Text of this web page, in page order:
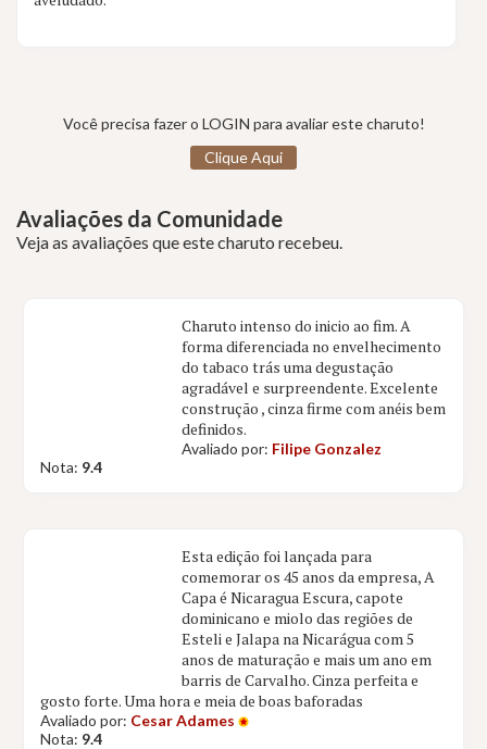
Você precisa fazer o LOGIN para avaliar este charuto!
Clique Aqui
Avaliações da Comunidade
Veja as avaliações que este charuto recebeu.
Charuto intenso do inicio ao fim. A
forma diferenciada no envelhecimento
do tabaco trás uma degustação
agradável e surpreendente. Excelente
construção , cinza firme com anéis bem
definidos.
Avaliado por: Filipe Gonzalez
Nota: 9.4
Esta edição foi lançada para
comemorar os 45 anos da empresa, A
Capa é Nicaragua Escura, capote
dominicano e miolo das regiões de
Esteli e Jalapa na Nicarágua com 5
anos de maturação e mais um ano em
barris de Carvalho. Cinza perfeita e
gosto forte. Uma hora e meia de boas baforadas
Avaliado por: Cesar Adames
Nota: 9.4